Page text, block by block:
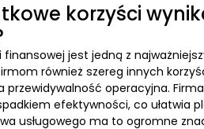
korzyści
jest jedną z
również szereg innych
przewidywalność operacyjna.
efektywności, co ułatwia
usługowego ma to ogromne